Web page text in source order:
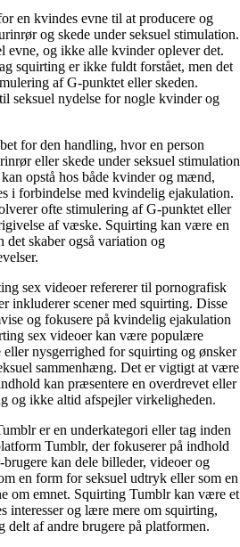
en kvindes evne til at producere og
og skede under seksuel stimulation.
evne, og ikke alle kvinder oplever det.
squirting er ikke fuldt forstået, men det
af G-punktet eller skeden.
seksuel nydelse for nogle kvinder og
for den handling, hvor en person
eller skede under seksuel stimulation
opstå hos både kvinder og mænd,
i forbindelse med kvindelig ejakulation.
ofte stimulering af G-punktet eller
af væske. Squirting kan være en
det skaber også variation og
sex videoer refererer til pornografisk
inkluderer scener med squirting. Disse
og fokusere på kvindelig ejakulation
sex videoer kan være populære
eller nysgerrighed for squirting og ønsker
sammenhæng. Det er vigtigt at være
kan præsentere en overdrevet eller
og ikke altid afspejler virkeligheden.
er en underkategori eller tag inden
Tumblr, der fokuserer på indhold
kan dele billeder, videoer og
en form for seksuel udtryk eller som en
om emnet. Squirting Tumblr kan være et
interesser og lære mere om squirting,
delt af andre brugere på platformen.